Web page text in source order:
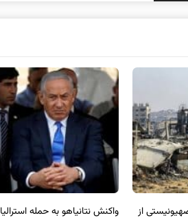
استرالیا
حماس ترور فرمانده ارشد القسام